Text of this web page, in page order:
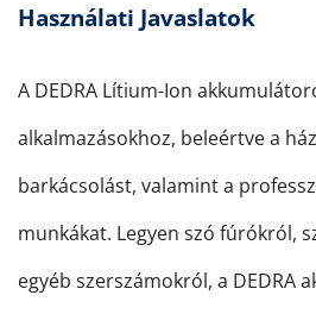
Használati Javaslatok
A DEDRA Lítium-Ion
alkalmazásokhoz, beleértve a
barkácsolást, valamint a
munkákat. Legyen szó fúrókról,
egyéb szerszámokról, a DEDRA